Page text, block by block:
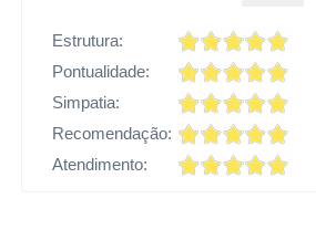
Estrutura:
Pontualidade:
Simpatia:
Recomendação:
Atendimento: